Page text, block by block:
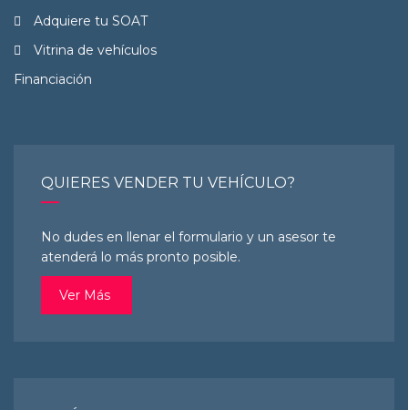
Adquiere tu SOAT
Vitrina de vehículos
Financiación
QUIERES VENDER TU VEHÍCULO?
No dudes en llenar el formulario y un asesor te
atenderá lo más pronto posible.
Ver Más